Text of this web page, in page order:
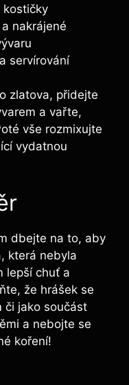
kostičky
nakrájené
servírování
zlatova, přidejte
a vařte,
vše rozmixujte
vydatnou
dbejte na to, aby
která nebyla
lepší chuť a
že hrášek se
či jako součást
a nebojte se
koření!